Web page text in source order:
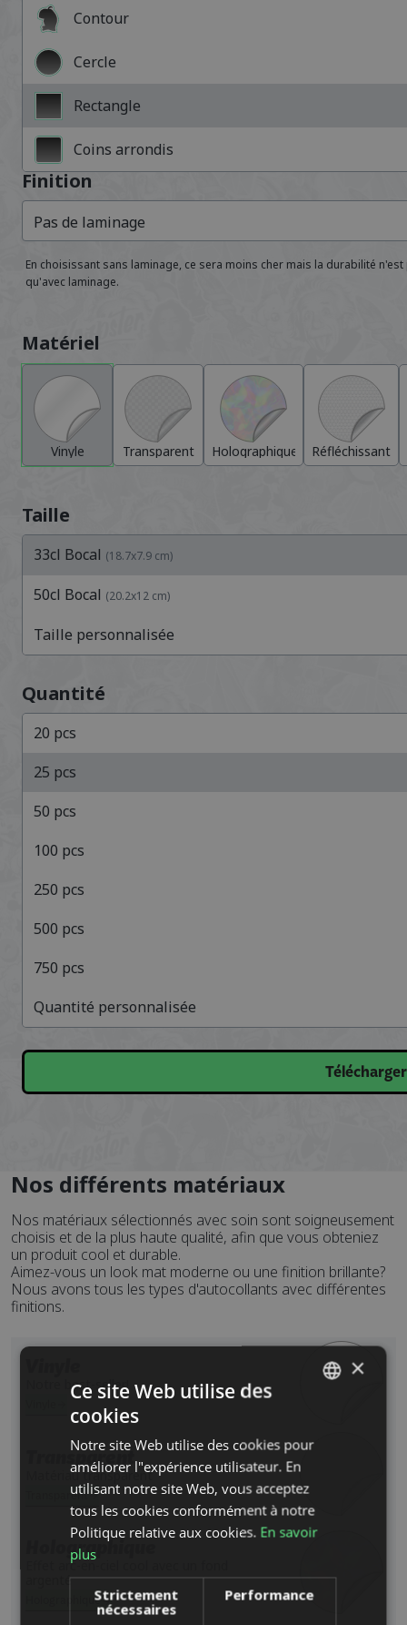
Contour
Cercle
Rectangle
Coins arrondis
Finition
Pas de laminage
En choisissant sans laminage, ce sera moins cher mais la durabilité
qu'avec laminage.
Matériel
Vinyle Transparent Holographique Réfléchissant
Taille
33cl Bocal (18.7x7.9 cm)
50cl Bocal (20.2x12 cm)
Taille personnalisée
Quantité
20 pcs
25 pcs
50 pcs
100 pcs
250 pcs
500 pcs
750 pcs
Quantité personnalisée
Nos différents matériaux
Nos matériaux sélectionnés avec soin sont soigneusement
choisis et de la plus haute qualité, afin que vous obteniez
un produit cool et durable.
Aimez-vous un look mat moderne ou une finition brillante?
Nous avons tous les types d'autocollants avec différentes
finitions.
Notre best-seller!
Transparent
Matériau transparent
Transparent
Holographique
Effet arc-en-ciel cool avec un fond
argenté
Holographique
ENGLISH
DANISH
FINNISH
GERMAN
×
Ce site Web utilise des
cookies
Notre site Web utilise des cookies pour
améliorer l"expérience utilisateur. En
utilisant notre site Web, vous acceptez
tous les cookies conformément à notre
Politique relative aux cookies. En savoir
plus
Strictement
nécessaires
Performance